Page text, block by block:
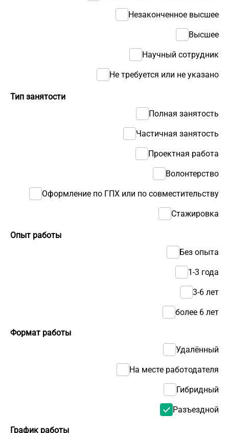
Тип занятости
Полная занятость
Частичная занятость
Проектная работа
Волонтерство
Оформление по ГПХ или по совместительству
Стажировка
Незаконченное высшее
Высшее
Научный сотрудник
Не требуется или не указано
Опыт работы
Без опыта
1-3 года
3-6 лет
более 6 лет
График работы
Формат работы
Удалённый
На месте работодателя
Гибридный
Разъездной